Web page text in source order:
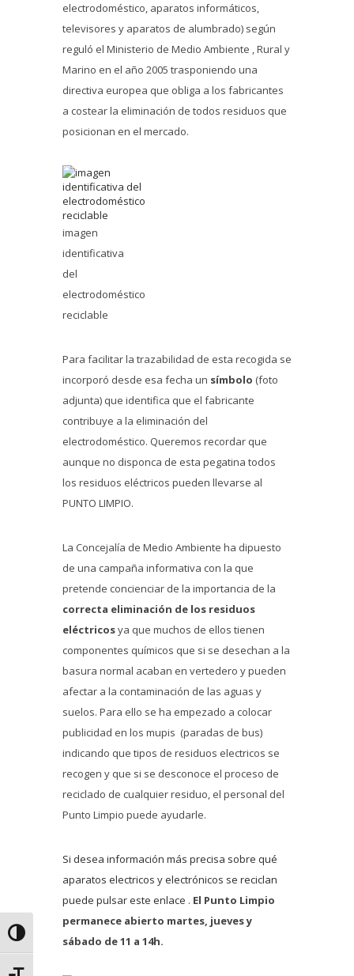
Alternar alto contraste
electrodoméstico, aparatos informáticos,
televisores y aparatos de alumbrado) según
reguló el Ministerio de Medio Ambiente , Rural y
Marino en el año 2005 trasponiendo una
directiva europea que obliga a los fabricantes
a costear la eliminación de todos residuos que
posicionan en el mercado.
imagen
identificativa
del
electrodoméstico
reciclable
Para facilitar la trazabilidad de esta recogida se
incorporó desde esa fecha un símbolo (foto
adjunta) que identifica que el fabricante
contribuye a la eliminación del
electrodoméstico. Queremos recordar que
aunque no disponca de esta pegatina todos
los residuos eléctricos pueden llevarse al
PUNTO LIMPIO.
La Concejalía de Medio Ambiente ha dipuesto
de una campaña informativa con la que
pretende concienciar de la importancia de la
correcta eliminación de los residuos
eléctricosya que muchos de ellos tienen
componentes químicos que si se desechan a la
basura normal acaban en vertedero y pueden
afectar a la contaminación de las aguas y
suelos. Para ello se ha empezado a colocar
publicidad en los mupis (paradas de bus)
indicando que tipos de residuos electricos se
recogen y que si se desconoce el proceso de
reciclado de cualquier residuo, el personal del
Punto Limpio puede ayudarle.
Si desea información más precisa sobre qué
aparatos electricos y electrónicos se reciclan
puede pulsar este enlace . El Punto Limpio
permanece abierto martes, jueves y
sábado de 11 a 14h.